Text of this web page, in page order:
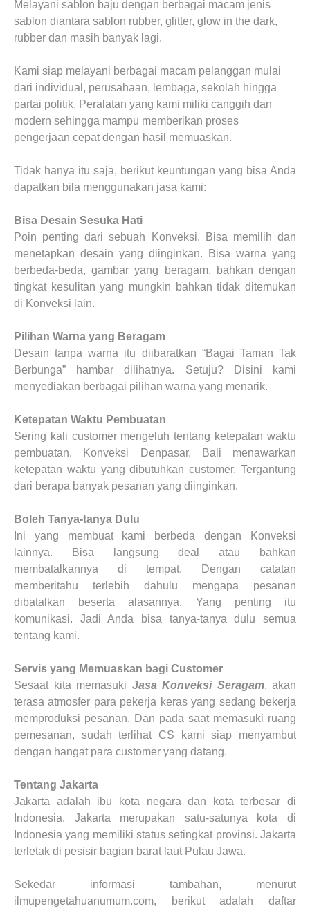
Melayani sablon baju dengan berbagai macam jenis
sablon diantara sablon rubber, glitter, glow in the dark,
rubber dan masih banyak lagi.
Kami siap melayani berbagai macam pelanggan mulai
dari individual, perusahaan, lembaga, sekolah hingga
partai politik. Peralatan yang kami miliki canggih dan
modern sehingga mampu memberikan proses
pengerjaan cepat dengan hasil memuaskan.
Tidak hanya itu saja, berikut keuntungan yang bisa Anda
dapatkan bila menggunakan jasa kami:
Bisa Desain Sesuka Hati
Poin penting dari sebuah Konveksi. Bisa memilih dan
menetapkan desain yang diinginkan. Bisa warna yang
berbeda-beda, gambar yang beragam, bahkan dengan
tingkat kesulitan yang mungkin bahkan tidak ditemukan
di Konveksi lain.
Pilihan Warna yang Beragam
Desain tanpa warna itu diibaratkan “Bagai Taman Tak
Berbunga” hambar dilihatnya. Setuju? Disini kami
menyediakan berbagai pilihan warna yang menarik.
Ketepatan Waktu Pembuatan
Sering kali customer mengeluh tentang ketepatan waktu
pembuatan. Konveksi Denpasar, Bali menawarkan
ketepatan waktu yang dibutuhkan customer. Tergantung
dari berapa banyak pesanan yang diinginkan.
Boleh Tanya-tanya Dulu
Ini yang membuat kami berbeda dengan Konveksi
lainnya. Bisa langsung deal atau bahkan
membatalkannya di tempat. Dengan catatan
memberitahu terlebih dahulu mengapa pesanan
dibatalkan beserta alasannya. Yang penting itu
komunikasi. Jadi Anda bisa tanya-tanya dulu semua
tentang kami.
Servis yang Memuaskan bagi Customer
Sesaat kita memasuki Jasa Konveksi Seragam, akan
terasa atmosfer para pekerja keras yang sedang bekerja
memproduksi pesanan. Dan pada saat memasuki ruang
pemesanan, sudah terlihat CS kami siap menyambut
dengan hangat para customer yang datang.
Tentang Jakarta
Jakarta adalah ibu kota negara dan kota terbesar di
Indonesia. Jakarta merupakan satu-satunya kota di
Indonesia yang memiliki status setingkat provinsi. Jakarta
terletak di pesisir bagian barat laut Pulau Jawa.
Sekedar informasi tambahan, menurut
ilmupengetahuanumum.com, berikut adalah daftar